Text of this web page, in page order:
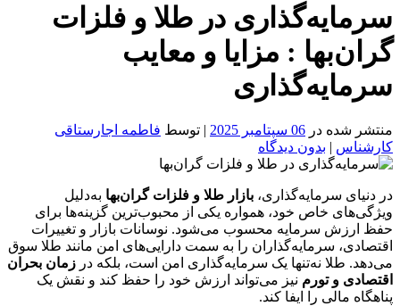
سرمایه‌گذاری در طلا و فلزات
گران‌بها : مزایا و معایب
سرمایه‌گذاری
منتشر شده در 06 سپتامبر 2025 | توسط فاطمه اجارستاقی
کارشناس | بدون دیدگاه
در دنیای سرمایه‌گذاری، بازار طلا و فلزات گران‌بها به‌دلیل
ویژگی‌های خاص خود، همواره یکی از محبوب‌ترین گزینه‌ها برای
حفظ ارزش سرمایه محسوب می‌شود. نوسانات بازار و تغییرات
اقتصادی، سرمایه‌گذاران را به سمت دارایی‌های امن مانند طلا سوق
می‌دهد. طلا نه‌تنها یک سرمایه‌گذاری امن است، بلکه در زمان بحران
اقتصادی و تورم نیز می‌تواند ارزش خود را حفظ کند و نقش یک
پناهگاه مالی را ایفا کند.